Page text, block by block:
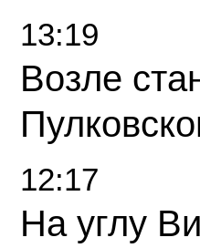
13:19
Возле
12:17
На углу